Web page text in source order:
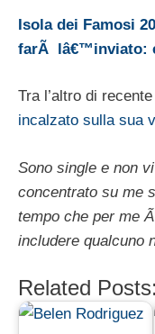
Isola dei Famosi
farÃ lâ€™inviato:
Tra l’altro di
incalzato sulla sua
Sono single e non
concentrato su me
tempo che per me
includere qualcuno
Related Posts: